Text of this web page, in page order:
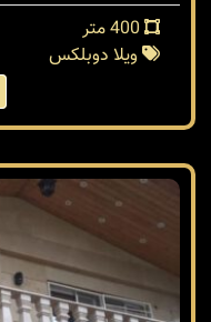
ویلا دوبلکس